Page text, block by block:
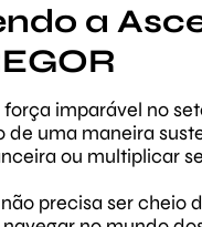
a
força imparável no
uma maneira
ou multiplicar
precisa ser cheio